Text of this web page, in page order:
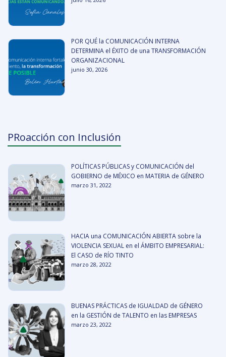
POR QUÉ la COMUNICACIÓN INTERNA
DETERMINA el ÉXITO de una TRANSFORMACIÓN
ORGANIZACIONAL
junio 30, 2026
PRoacción con Inclusión
POLÍTICAS PÚBLICAS y COMUNICACIÓN del
GOBIERNO de MÉXICO en MATERIA de GÉNERO
marzo 31, 2022
HACIA una COMUNICACIÓN ABIERTA sobre la
VIOLENCIA SEXUAL en el ÁMBITO EMPRESARIAL:
El CASO de RÍO TINTO
marzo 28, 2022
BUENAS PRÁCTICAS de IGUALDAD de GÉNERO
en la GESTIÓN de TALENTO en las EMPRESAS
marzo 23, 2022